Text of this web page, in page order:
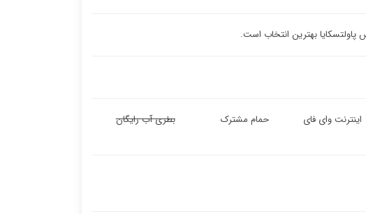
بهترین انتخاب است.
اینترنت وای فای حمام مشترک بطری آب رایگان